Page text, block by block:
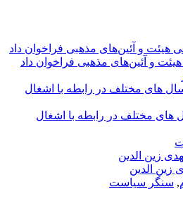
و آئین‌های مذهبی فراخوان داد
های مختلف در رابطه با اشغال
, سنگر سیاست